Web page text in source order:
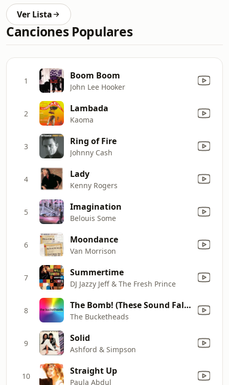
Ver Lista
Canciones Populares
1 Boom Boom
John Lee Hooker
2 Lambada
Kaoma
3 Ring of Fire
Johnny Cash
4 Lady
Kenny Rogers
5 Imagination
Belouis Some
6 Moondance
Van Morrison
7 Summertime
DJ Jazzy Jeff & The Fresh Prince
8 The Bomb! (These Sound Fall Into My Mind) [Radio Edit]
The Bucketheads
9 Solid
Ashford & Simpson
10 Straight Up
Paula Abdul